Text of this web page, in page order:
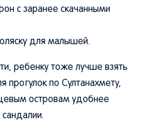
с заранее скачанными
для малышей.
ребенку тоже лучше взять
по Султанахмету,
островам удобнее